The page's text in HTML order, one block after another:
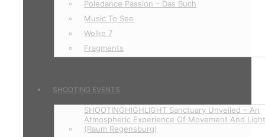
Poledance Passion – Das Buch
Music To See
Wolke 7
Fragments
SHOOTING EVENTS
SHOOTINGHIGHLIGHT Sanctuary Unveiled – An
Atmospheric Experience Of Movement And
(Raum Regensburg)